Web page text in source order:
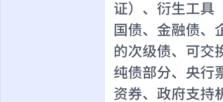
证）、衍生工具
国债、金融债、
的次级债、可交
纯债部分、央行
资券、政府支持